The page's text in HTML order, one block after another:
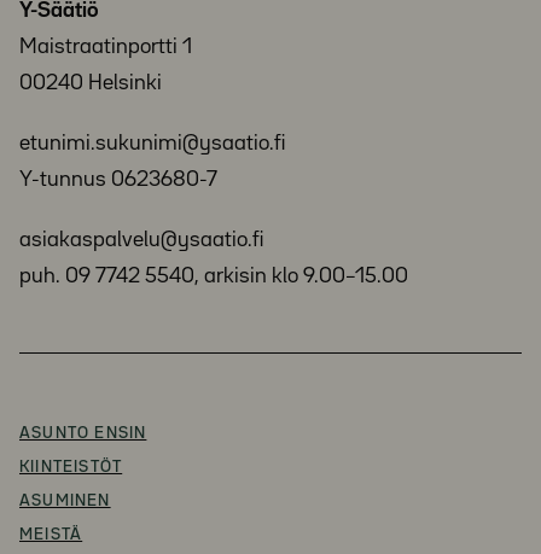
Y-Säätiö
Maistraatinportti 1
00240 Helsinki
etunimi.sukunimi@ysaatio.fi
Y-tunnus 0623680-7
asiakaspalvelu@ysaatio.fi
puh. 09 7742 5540, arkisin klo 9.00–15.00
ASUNTO ENSIN
KIINTEISTÖT
ASUMINEN
MEISTÄ